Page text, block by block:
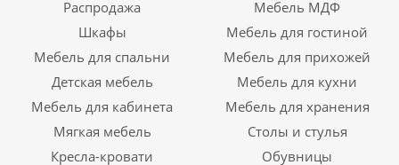
Распродажа
Мебель МДФ
Шкафы
Мебель для гостиной
Мебель для спальни
Мебель для прихожей
Детская мебель
Мебель для кухни
Мебель для кабинета
Мебель для хранения
Мягкая мебель
Столы и стулья
Кресла-кровати
Обувницы